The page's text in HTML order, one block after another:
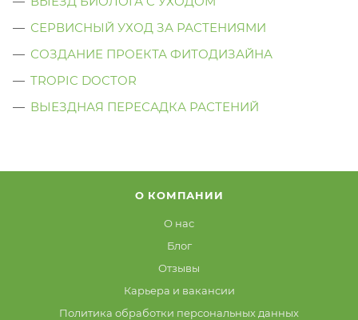
СЕРВИСНЫЙ УХОД ЗА РАСТЕНИЯМИ
СОЗДАНИЕ ПРОЕКТА ФИТОДИЗАЙНА
TROPIC DOCTOR
ВЫЕЗДНАЯ ПЕРЕСАДКА РАСТЕНИЙ
О КОМПАНИИ
О нас
Блог
Отзывы
Карьера и вакансии
Политика обработки персональных данных